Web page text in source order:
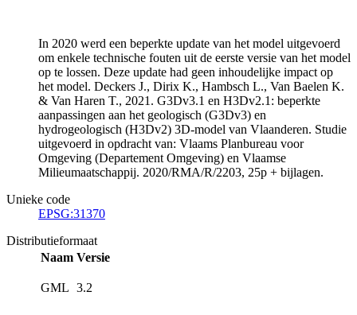
In 2020 werd een beperkte update van het model uitgevoerd
om enkele technische fouten uit de eerste versie van het model
op te lossen. Deze update had geen inhoudelijke impact op
het model. Deckers J., Dirix K., Hambsch L., Van Baelen K.
& Van Haren T., 2021. G3Dv3.1 en H3Dv2.1: beperkte
aanpassingen aan het geologisch (G3Dv3) en
hydrogeologisch (H3Dv2) 3D-model van Vlaanderen. Studie
uitgevoerd in opdracht van: Vlaams Planbureau voor
Omgeving (Departement Omgeving) en Vlaamse
Milieumaatschappij. 2020/RMA/R/2203, 25p + bijlagen.
Unieke code
EPSG:31370
Distributieformaat
Naam Versie
GML 3.2